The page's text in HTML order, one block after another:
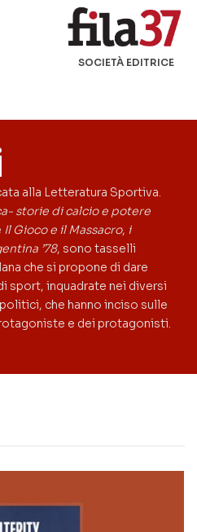
SOCIETÀ EDITRICE
alla Letteratura Sportiva.
storie di calcio e potere
Il Gioco e il Massacro, i
’78, sono tasselli
che si propone di dare
sport, inquadrate nei diversi
che hanno inciso sulle
e dei protagonisti.